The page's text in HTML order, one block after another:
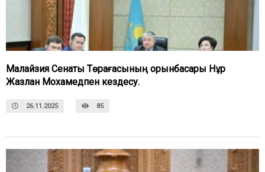
Малайзия Сенаты Төрағасының орынбасары Нұр
Жазлан Мохамедпен кездесу.
26.11.2025 85